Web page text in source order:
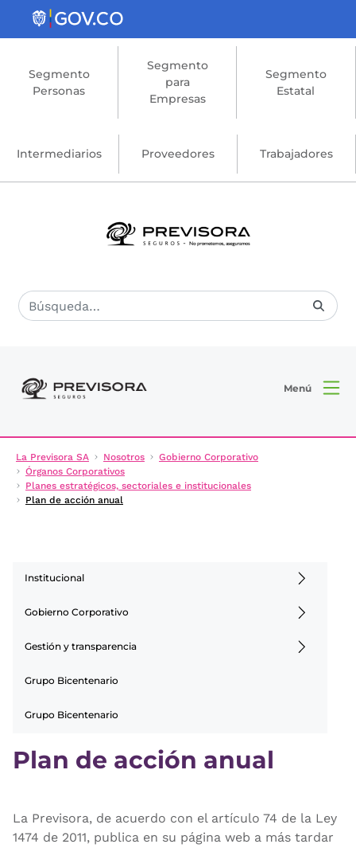
Saltar al contenido principal
Segmento
Personas
Segmento
para
Empresas
Segmento
Estatal
Intermediarios Proveedores Trabajadores
Menú
La Previsora SA Nosotros
Gobierno Corporativo
Órganos Corporativos
Planes estratégicos, sectoriales e institucionales
Plan de acción anual
Institucional
Gobierno Corporativo
Gestión y transparencia
Grupo Bicentenario
Grupo Bicentenario
Plan de acción anual
La Previsora, de acuerdo con el artículo 74 de la Ley
1474 de 2011, publica en su página web a más tardar